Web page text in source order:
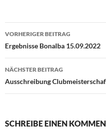
Beitragsnavigation
VORHERIGER BEITRAG
Ergebnisse Bonalba 15.09.2022
NÄCHSTER BEITRAG
Ausschreibung
SCHREIBE EINEN